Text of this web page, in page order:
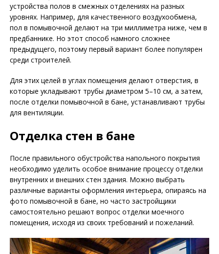
устройства полов в смежных отделениях на разных
уровнях. Например, для качественного воздухообмена,
пол в помывочной делают на три миллиметра ниже, чем в
предбаннике. Но этот способ намного сложнее
предыдущего, поэтому первый вариант более популярен
среди строителей.
Для этих целей в углах помещения делают отверстия, в
которые укладывают трубы диаметром 5–10 см, а затем,
после отделки помывочной в бане, устанавливают трубы
для вентиляции.
Отделка стен в бане
После правильного обустройства напольного покрытия
необходимо уделить особое внимание процессу отделки
внутренних и внешних стен здания. Можно выбрать
различные варианты оформления интерьера, опираясь на
фото помывочной в бане, но часто застройщики
самостоятельно решают вопрос отделки моечного
помещения, исходя из своих требований и пожеланий.